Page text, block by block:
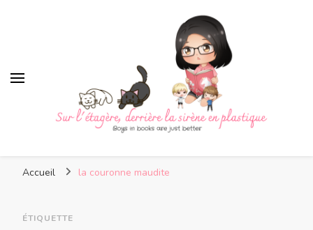
sirène en plastique
Accueil la couronne maudite
ÉTIQUETTE